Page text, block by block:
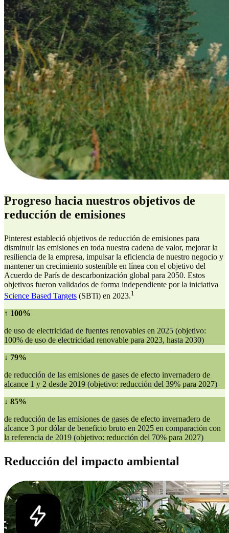
Progreso hacia nuestros objetivos de
reducción de emisiones
Pinterest estableció objetivos de reducción de emisiones para
disminuir las emisiones en toda nuestra cadena de valor, mejorar la
resiliencia de la empresa, impulsar la eficiencia de nuestro negocio y
mantener un crecimiento sostenible en línea con el objetivo del
Acuerdo de París de descarbonización global para 2050. Estos
objetivos fueron validados de forma independiente por la iniciativa
Science Based Targets (SBTi) en 2023.1
↑ 100%
de uso de electricidad de fuentes renovables en 2025 (objetivo:
100% de uso de electricidad renovable para 2023, hasta 2030)
↓ 79%
de reducción de las emisiones de gases de efecto invernadero de
alcance 1 y 2 desde 2019 (objetivo: reducción del 39% para 2027)
↓ 85%
de reducción de las emisiones de gases de efecto invernadero de
alcance 3 por dólar de beneficio bruto en 2025 en comparación con
la referencia de 2019 (objetivo: reducción del 70% para 2027)
Reducción del impacto ambiental